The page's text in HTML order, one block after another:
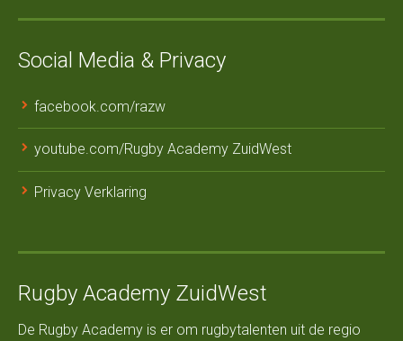
Social Media & Privacy
facebook.com/razw
youtube.com/Rugby Academy ZuidWest
Privacy Verklaring
Rugby Academy ZuidWest
De Rugby Academy is er om rugbytalenten uit de regio